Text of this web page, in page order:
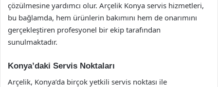
çözülmesine yardımcı olur. Arçelik Konya servis hizmetleri,
bu bağlamda, hem ürünlerin bakımını hem de onarımını
gerçekleştiren profesyonel bir ekip tarafından
sunulmaktadır.
Konya’daki Servis Noktaları
Arçelik, Konya’da birçok yetkili servis noktası ile